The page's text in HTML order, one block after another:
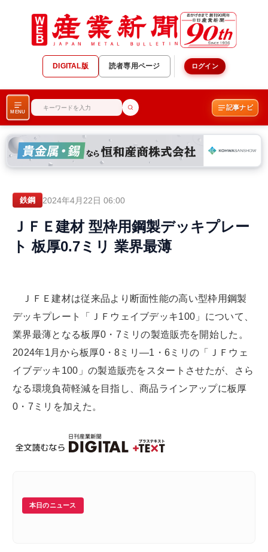
DIGITAL版 読者専用ページ ログイン
MENU
記事ナビ
鉄鋼 2024年4月22日 06:00
ＪＦＥ建材 型枠用鋼製デッキプレー
ト 板厚0.7ミリ 業界最薄
ＪＦＥ建材は従来品より断面性能の高い型枠用鋼製
デッキプレート「ＪＦウェイブデッキ100」について、
業界最薄となる板厚0・7ミリの製造販売を開始した。
2024年1月から板厚0・8ミリ―1・6ミリの「ＪＦウェ
イブデッキ100」の製造販売をスタートさせたが、さら
なる環境負荷軽減を目指し、商品ラインアップに板厚
0・7ミリを加えた。
本日のニュース